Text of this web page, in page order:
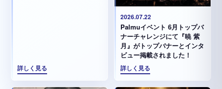
詳しく見る
2026.07.22
Palmuイベント 6月トップバ
ナーチャレンジにて『暁 紫
月』がトップバナーとインタ
ビュー掲載されました！
詳しく見る